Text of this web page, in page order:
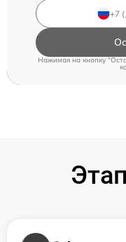
Нажимая на кнопку